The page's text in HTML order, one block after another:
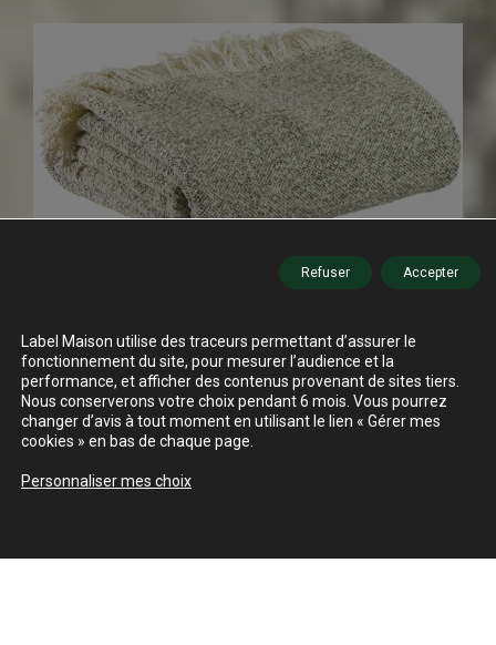
Label Maison utilise des traceurs permettant d’assurer le
fonctionnement du site, pour mesurer l’audience et la
performance, et afficher des contenus provenant de sites tiers.
Nous conserverons votre choix pendant 6 mois. Vous pourrez
changer d’avis à tout moment en utilisant le lien « Gérer mes
cookies » en bas de chaque page.
Personnaliser mes choix
Accepter
Refuser